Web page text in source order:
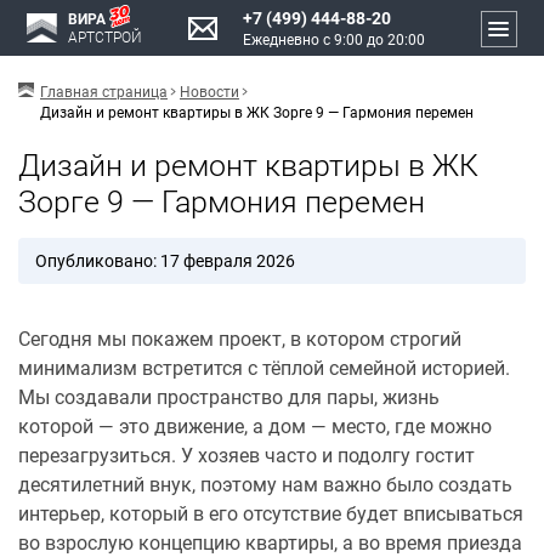
ВИРА
АРТСТРОЙ
+7 (499) 444-88-20
Ежедневно с 9:00 до 20:00
Главная страница
Новости
Дизайн и ремонт квартиры в ЖК Зорге 9 — Гармония перемен
Дизайн и ремонт квартиры в ЖК
Зорге 9 — Гармония перемен
Опубликовано: 17 февраля 2026
Сегодня мы покажем проект, в котором строгий
минимализм встретится с тёплой семейной историей.
Мы создавали пространство для пары, жизнь
которой — это движение, а дом — место, где можно
перезагрузиться. У хозяев часто и подолгу гостит
десятилетний внук, поэтому нам важно было создать
интерьер, который в его отсутствие будет вписываться
во взрослую концепцию квартиры, а во время приезда